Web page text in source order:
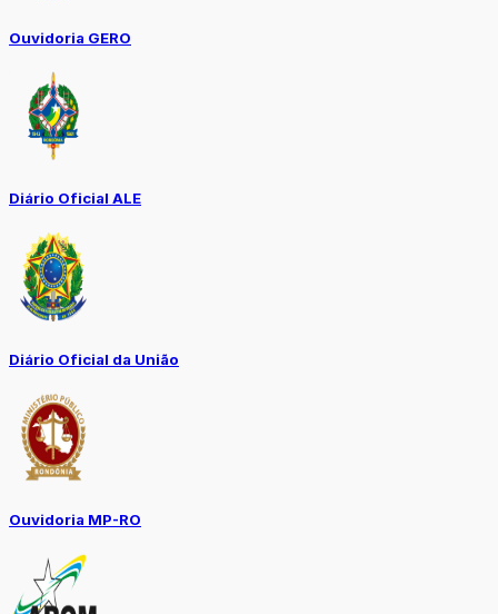
Ouvidoria GERO
Diário Oficial ALE
Diário Oficial da União
Ouvidoria MP-RO